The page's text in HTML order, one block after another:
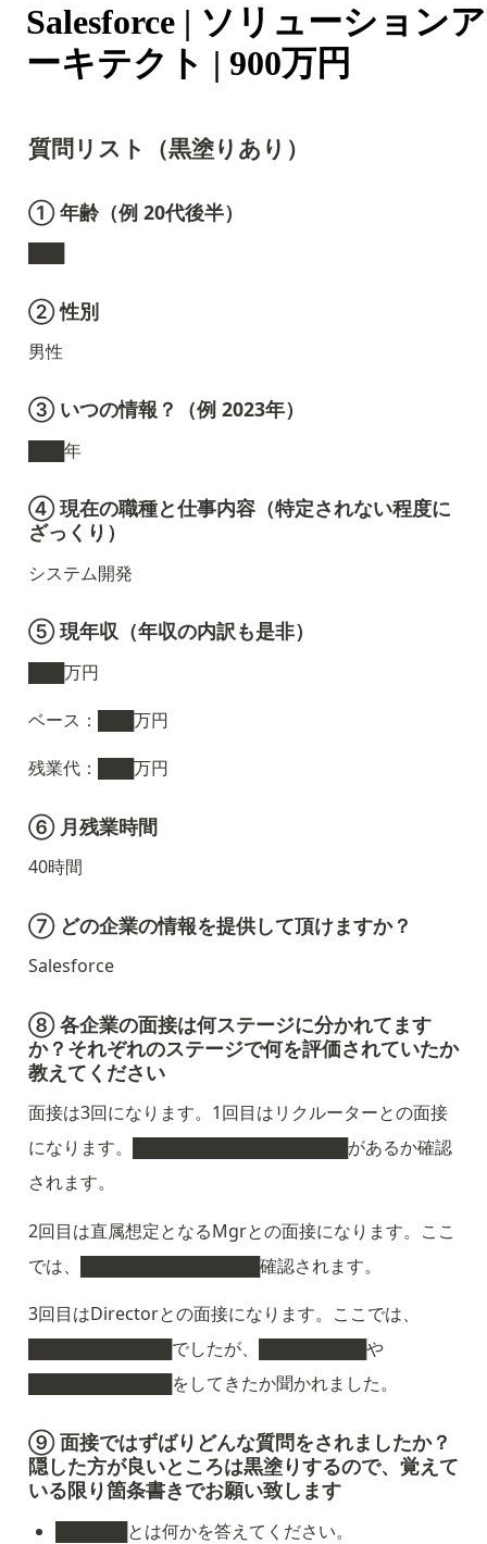
Salesforce | ソリューションア
ーキテクト | 900万円
質問リスト（黒塗りあり）
① 年齢（例 20代後半）
② 性別
男性
③ いつの情報？（例 2023年）
███年
④ 現在の職種と仕事内容（特定されない程度に
ざっくり）
システム開発
⑤ 現年収（年収の内訳も是非）
███万円
ベース：███万円
残業代：███万円
⑥ 月残業時間
40時間
⑦ どの企業の情報を提供して頂けますか？
Salesforce
⑧ 各企業の面接は何ステージに分かれてます
か？それぞれのステージで何を評価されていたか
教えてください
面接は3回になります。1回目はリクルーターとの面接
になります。██████████████████があるか確認
されます。
2回目は直属想定となるMgrとの面接になります。ここ
では、███████████████確認されます。
3回目はDirectorとの面接になります。ここでは、
████████████でしたが、█████████や
████████████をしてきたか聞かれました。
⑨ 面接ではずばりどんな質問をされましたか？
隠した方が良いところは黒塗りするので、覚えて
いる限り箇条書きでお願い致します
██████とは何かを答えてください。